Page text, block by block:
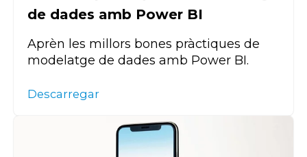
de dades amb Power BI
Aprèn les millors bones pràctiques de
modelatge de dades amb Power BI.
Descarregar